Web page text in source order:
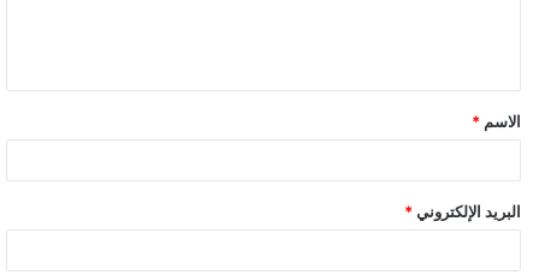
الاسم *
البريد الإلكتروني *